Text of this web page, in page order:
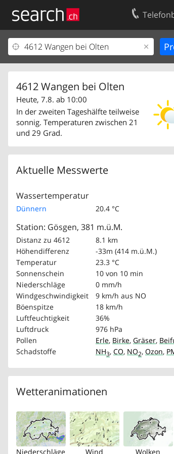
4612 Wangen bei Olten
Heute, 7.8. ab 10:00
In der zweiten Tageshälfte teilweise
sonnig. Temperaturen zwischen 21
und 29 Grad.
Aktuelle Messwerte
Wassertemperatur
Dünnern 20.4 °C
Station: Gösgen, 381 m.ü.M.
Distanz zu 4612
8.1 km
Höhendifferenz
-33m (414 m.ü.M.)
Temperatur
23.3 °C
Sonnenschein
10 von 10 min
Niederschläge
0 mm/h
Windgeschwindigkeit
9 km/h aus NO
Böenspitze
18 km/h
Luftfeuchtigkeit
36%
Luftdruck
976 hPa
Pollen
Erle, Birke, Gräser,
Schadstoffe
NH3, CO, NO2, Ozon,
Wetteranimationen
Niederschläge Wind Wolken
Ihr Eintrag
Kundencenter Geschäftskunden